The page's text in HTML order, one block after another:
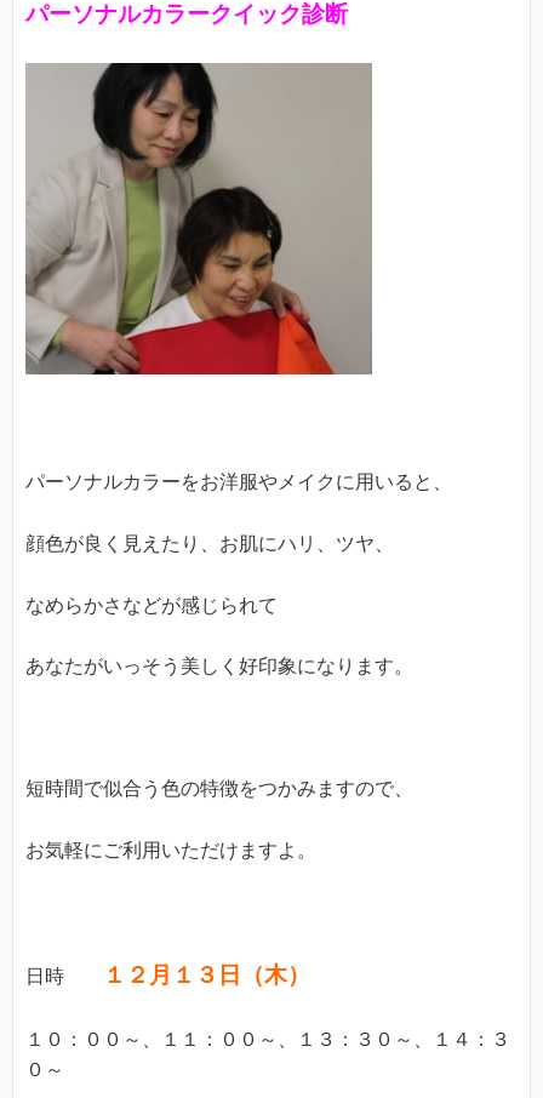
パーソナルカラークイック診断
パーソナルカラーをお洋服やメイクに用いると、
顔色が良く見えたり、お肌にハリ、ツヤ、
なめらかさなどが感じられて
あなたがいっそう美しく好印象になります。
短時間で似合う色の特徴をつかみますので、
お気軽にご利用いただけますよ。
日時 １２月１３日（木）
１０：００～、１１：００～、１３：３０～、１４：３
０～